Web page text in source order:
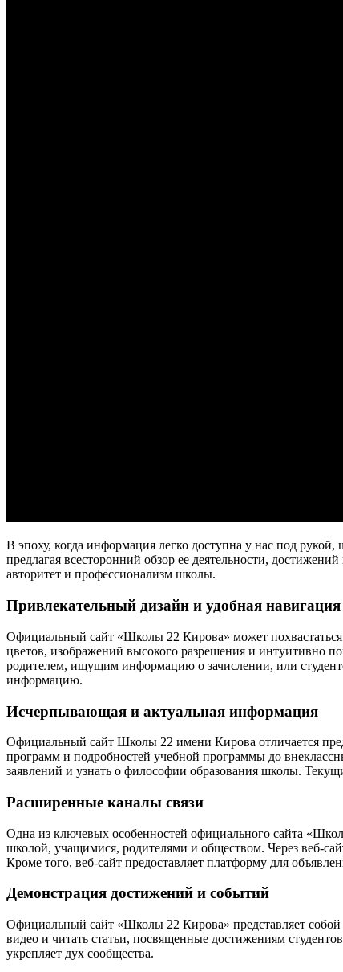
В эпоху, когда информация легко доступна у нас под
предлагая всесторонний обзор ее деятельности,
авторитет и профессионализм школы.
Привлекательный дизайн и удобная навигация
Официальный сайт «Школы 22 Кирова» может похвастаться
цветов, изображений высокого разрешения и интуитивно
родителем, ищущим информацию о зачислении, или
информацию.
Исчерпывающая и актуальная информация
Официальный сайт Школы 22 имени Кирова отличается
программ и подробностей учебной программы до
заявлений и узнать о философии образования школы.
Расширенные каналы связи
Одна из ключевых особенностей официального сайта
школой, учащимися, родителями и обществом. Через веб-
Кроме того, веб-сайт предоставляет платформу для
Демонстрация достижений и событий
Официальный сайт «Школы 22 Кирова» представляет
видео и читать статьи, посвященные достижениям
укрепляет дух сообщества.